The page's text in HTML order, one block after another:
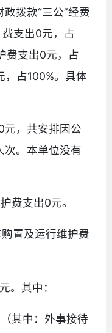
拨款“三公”经费
支出0元，占
费支出0元，占
，占100%。具体
元，共安排因公
次。本单位没有
费支出0元。
置及运行维护费
。其中：
其中：外事接待